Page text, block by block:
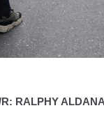
R: RALPHY